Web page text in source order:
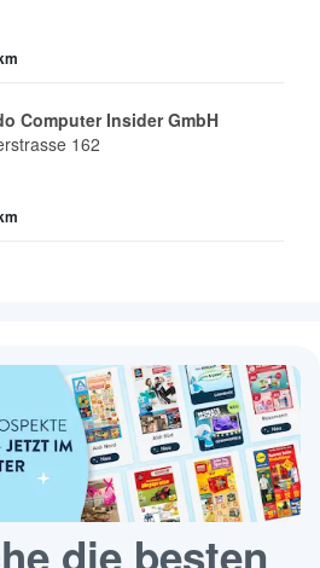
Computer Insider GmbH
162